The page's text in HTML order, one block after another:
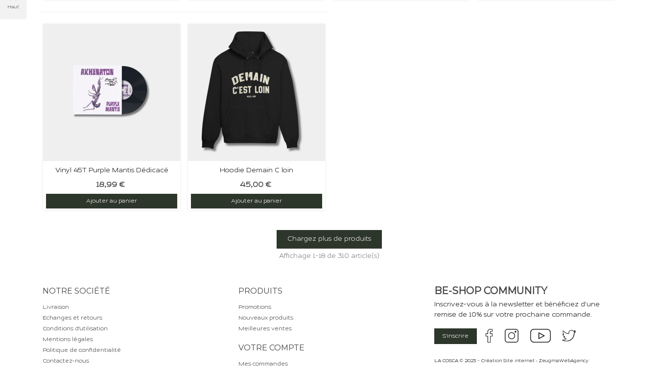
Vinyl 45T Purple Mantis Dédicacé
18,99 €
Ajouter au panier
Hoodie Demain C loin
45,00 €
Ajouter au panier
Chargez plus de produits
Affichage 1-18 de 310 article(s)
NOTRE SOCIÉTÉ
Livraison
Echanges et retours
Conditions d'utilisation
Mentions légales
Politique de confidentialité
Contactez-nous
PRODUITS
Promotions
Nouveaux produits
Meilleures ventes
VOTRE COMPTE
Mes commandes
BE-SHOP COMMUNITY
Inscrivez-vous à la newsletter et bénéficiez d'une
remise de 10% sur votre prochaine commande.
S'inscrire
LA COSCA © 2023 - Création Site internet : ZeugmaWebAgency
Haut